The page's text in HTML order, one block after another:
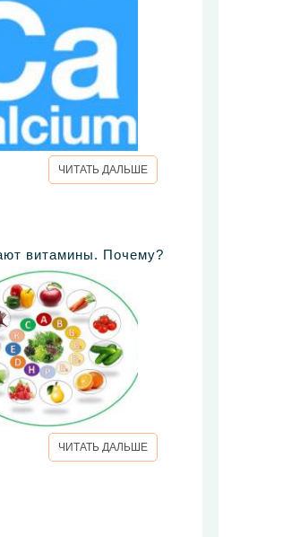
ЧИТАТЬ ДАЛЬШЕ
витамины. Почему?
ЧИТАТЬ ДАЛЬШЕ